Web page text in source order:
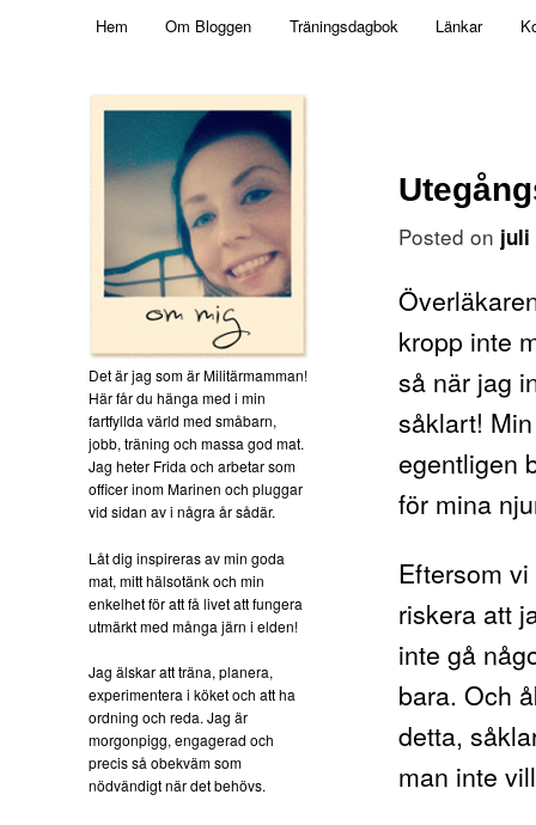
Militärmamman
Skip to primary content
Hem Om Bloggen Träningsdagbok Länkar
Posted on juli
kropp inte
så när jag
såklart!
egentligen
för mina
Eftersom
riskera att
inte gå
bara. Och
detta,
man inte
Det är jag som är Militärmamman!
Här får du hänga med i min
fartfyllda värld med småbarn,
jobb, träning och massa god mat.
Jag heter Frida och arbetar som
officer inom Marinen och pluggar
vid sidan av i några år sådär.
Låt dig inspireras av min goda
mat, mitt hälsotänk och min
enkelhet för att få livet att fungera
utmärkt med många järn i elden!
Jag älskar att träna, planera,
experimentera i köket och att ha
ordning och reda. Jag är
morgonpigg, engagerad och
precis så obekväm som
nödvändigt när det behövs.